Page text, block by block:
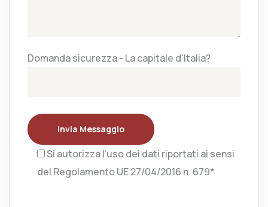
Domanda sicurezza - La capitale d'Italia?
Invia Messaggio
Si autorizza l’uso dei dati riportati ai sensi
del Regolamento UE 27/04/2016 n. 679*